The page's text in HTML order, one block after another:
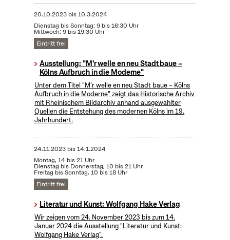
20.10.2023bis10.3.2024
Dienstag bis Sonntag: 9 bis 16:30 Uhr
Mittwoch: 9 bis 19:30 Uhr
Eintritt frei
Ausstellung: "M'r welle en neu Stadt baue –
Kölns Aufbruch in die Moderne"
Unter dem Titel "M’r welle en neu Stadt baue – Kölns
Aufbruch in die Moderne" zeigt das Historische Archiv
mit Rheinischem Bildarchiv anhand ausgewählter
Quellen die Entstehung des modernen Kölns im 19.
Jahrhundert.
24.11.2023bis14.1.2024
Montag, 14 bis 21 Uhr
Dienstag bis Donnerstag, 10 bis 21 Uhr
Freitag bis Sonntag, 10 bis 18 Uhr
Eintritt frei
Literatur und Kunst: Wolfgang Hake Verlag
Wir zeigen vom 24. November 2023 bis zum 14.
Januar 2024 die Ausstellung "Literatur und Kunst:
Wolfgang Hake Verlag".